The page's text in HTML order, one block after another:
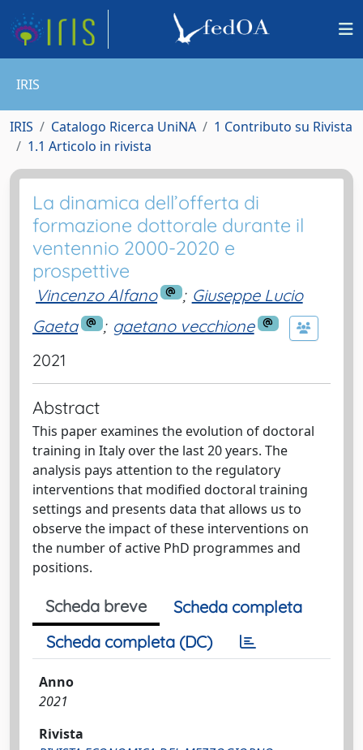
IRIS
IRIS Catalogo Ricerca UniNA
1 Contributo su Rivista
1.1 Articolo in rivista
La dinamica dell’offerta di
formazione dottorale durante il
ventennio 2000-2020 e
prospettive
Vincenzo Alfano ; Giuseppe Lucio
Gaeta
; gaetano vecchione
2021
Abstract
This paper examines the evolution of doctoral
training in Italy over the last 20 years. The
analysis pays attention to the regulatory
interventions that modified doctoral training
settings and presents data that allows us to
observe the impact of these interventions on
the number of active PhD programmes and
positions.
Scheda breve
Scheda completa
Scheda completa (DC)
Anno
2021
Rivista